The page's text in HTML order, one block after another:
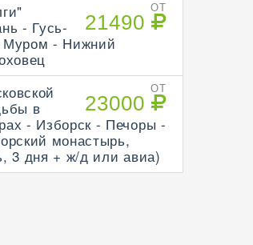
ОТ
21490
- Гусь-
Муром - Нижний
ОТ
23000
в
- Изборск - Печоры -
монастырь,
3 дня + ж/д или авиа)